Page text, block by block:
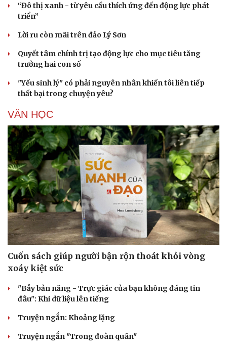
Cải chính
“Đô thị xanh - từ yêu cầu thích ứng đến động lực phát
triển”
Lời ru còn mãi trên đảo Lý Sơn
Quyết tâm chính trị tạo động lực cho mục tiêu tăng
trưởng hai con số
"Yếu sinh lý" có phải nguyên nhân khiến tôi liên tiếp
thất bại trong chuyện yêu?
VĂN HỌC
Cuốn sách giúp người bận rộn thoát khỏi vòng
xoáy kiệt sức
"Bẫy bản năng - Trực giác của bạn không đáng tin
đâu": Khi dữ liệu lên tiếng
Truyện ngắn: Khoảng lặng
Truyện ngắn "Trong đoàn quân"